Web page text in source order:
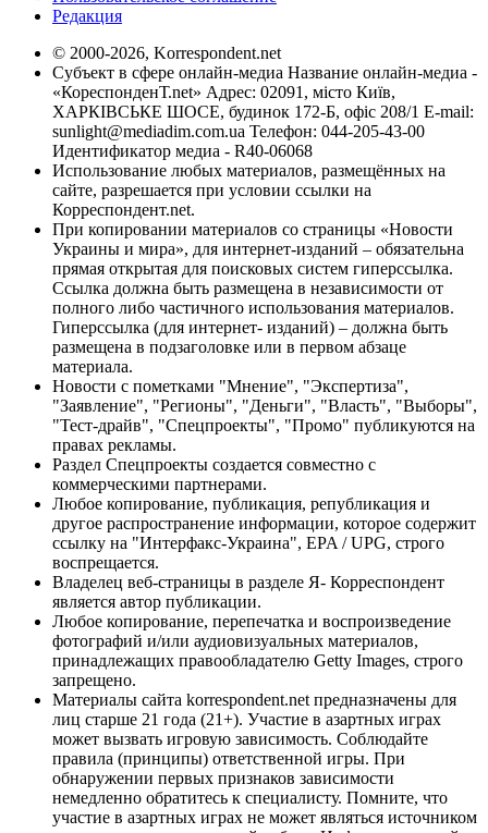
Редакция
© 2000-2026, Korrespondent.net
Субъект в сфере онлайн-медиа Название онлайн-медиа -
«КореспонденТ.net» Адрес: 02091, місто Київ,
ХАРКІВСЬКЕ ШОСЕ, будинок 172-Б, офіс 208/1 E-mail:
sunlight@mediadim.com.ua Телефон: 044-205-43-00
Идентификатор медиа - R40-06068
Использование любых материалов, размещённых на
сайте, разрешается при условии ссылки на
Корреспондент.net.
При копировании материалов со страницы «Новости
Украины и мира», для интернет-изданий – обязательна
прямая открытая для поисковых систем гиперссылка.
Ссылка должна быть размещена в независимости от
полного либо частичного использования материалов.
Гиперссылка (для интернет- изданий) – должна быть
размещена в подзаголовке или в первом абзаце
материала.
Новости с пометками "Мнение", "Экспертиза",
"Заявление", "Регионы", "Деньги", "Власть", "Выборы",
"Тест-драйв", "Спецпроекты", "Промо" публикуются на
правах рекламы.
Раздел Спецпроекты создается совместно с
коммерческими партнерами.
Любое копирование, публикация, републикация и
другое распространение информации, которое содержит
ссылку на "Интерфакс-Украина", EPA / UPG, строго
воспрещается.
Владелец веб-страницы в разделе Я- Корреспондент
является автор публикации.
Любое копирование, перепечатка и воспроизведение
фотографий и/или аудиовизуальных материалов,
принадлежащих правообладателю Getty Images, строго
запрещено.
Материалы сайта korrespondent.net предназначены для
лиц старше 21 года (21+). Участие в азартных играх
может вызвать игровую зависимость. Соблюдайте
правила (принципы) ответственной игры. При
обнаружении первых признаков зависимости
немедленно обратитесь к специалисту. Помните, что
участие в азартных играх не может являться источником